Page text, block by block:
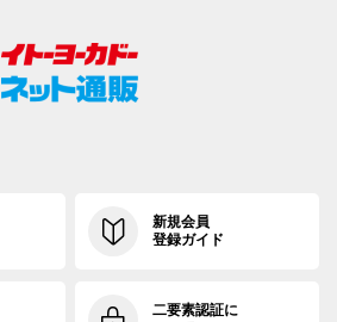
新規会員
登録ガイド
二要素認証に